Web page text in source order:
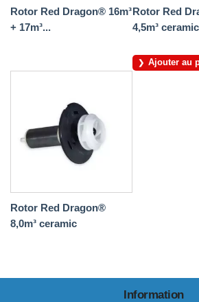
Rotor Red Dragon® 16m³
+ 17m³...
Rotor Red
4,5m³ ceramic
Ajouter au
Rotor Red Dragon®
8,0m³ ceramic
Information